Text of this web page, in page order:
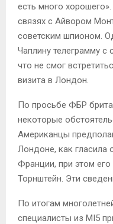
есть много
связях с Айвором
советским шпионом.
Чаплину телеграмму с
что не смог
визита в Лондон.
По просьбе ФБР
некоторые
Американцы
Лондоне, как гласила
Франции, при этом
Торнштейн. Эти
По итогам
специалисты из MI5